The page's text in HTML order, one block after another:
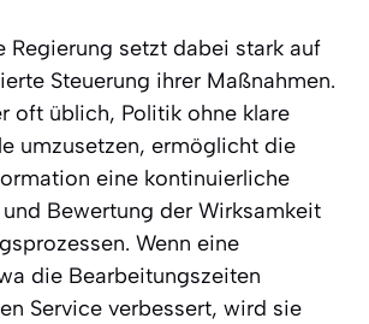
Regierung setzt dabei stark auf
Steuerung ihrer Maßnahmen.
oft üblich, Politik ohne klare
umzusetzen, ermöglicht die
eine kontinuierliche
Bewertung der Wirksamkeit
Wenn eine
die Bearbeitungszeiten
Service verbessert, wird sie